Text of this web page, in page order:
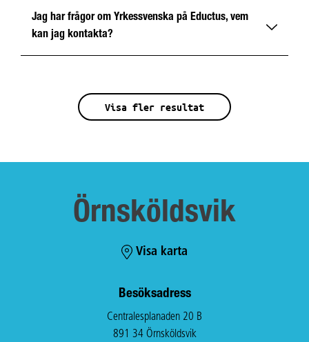
Du behöver vara inskriven på Arbetsförmedlingen för
att gå Yrkessvenska. Arbetsförmedlingen beslutar om
du kan börja. Prata med din handläggare på
Yrkessvenska.
Jag har frågor om Yrkessvenska på Eductus, vem
kan jag kontakta?
så hjälper vi dig vidare! På den här sidan ser du var
någonstans vi erbjuder Yrkessvenska.
Visa fler resultat
Örnsköldsvik
Visa karta
Besöksadress
Centralesplanaden 20 B
891 34 Örnsköldsvik